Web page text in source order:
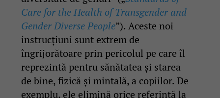
Care for the Health of Transgender and
Gender Diverse People”). Aceste noi
instrucțiuni sunt extrem de
îngrijorătoare prin pericolul pe care îl
reprezintă pentru sănătatea și starea
de bine, fizică și mintală, a copiilor. De
exemplu, ele elimină orice referință la